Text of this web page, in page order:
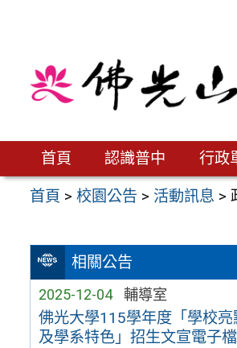
首頁 認識普中 行政
首頁 >校園公告 > 活動訊息 >
相關公告
2025-12-04 輔導室
佛光大學115學年度「學校亮
及學系特色」招生文宣電子檔